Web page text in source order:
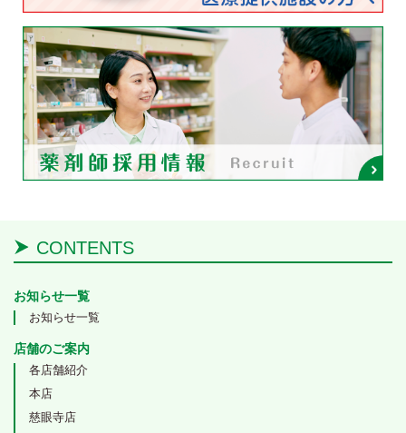
CONTENTS
お知らせ一覧
お知らせ一覧
店舗のご案内
各店舗紹介
本店
慈眼寺店